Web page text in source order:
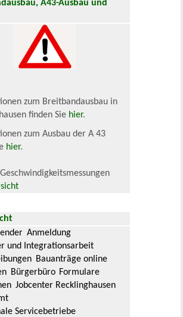
A43-Ausbau und
zum Breitbandausbau in
finden Sie hier.
zum Ausbau der A 43
hier.
Anmeldung
und Integrationsarbeit
Bauanträge online
Bürgerbüro Formulare
Jobcenter Recklinghausen
Servicebetriebe